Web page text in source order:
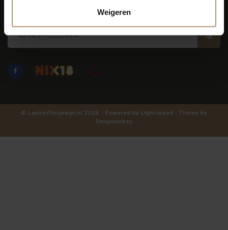
Weigeren
© Lekkerflesjewijn.nl 2026 - Powered by Lightspeed - Theme by
Shopmonkey